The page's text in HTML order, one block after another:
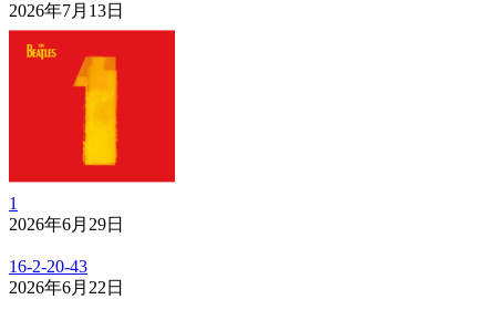
2026年7月13日
1
2026年6月29日
16-2-20-43
2026年6月22日